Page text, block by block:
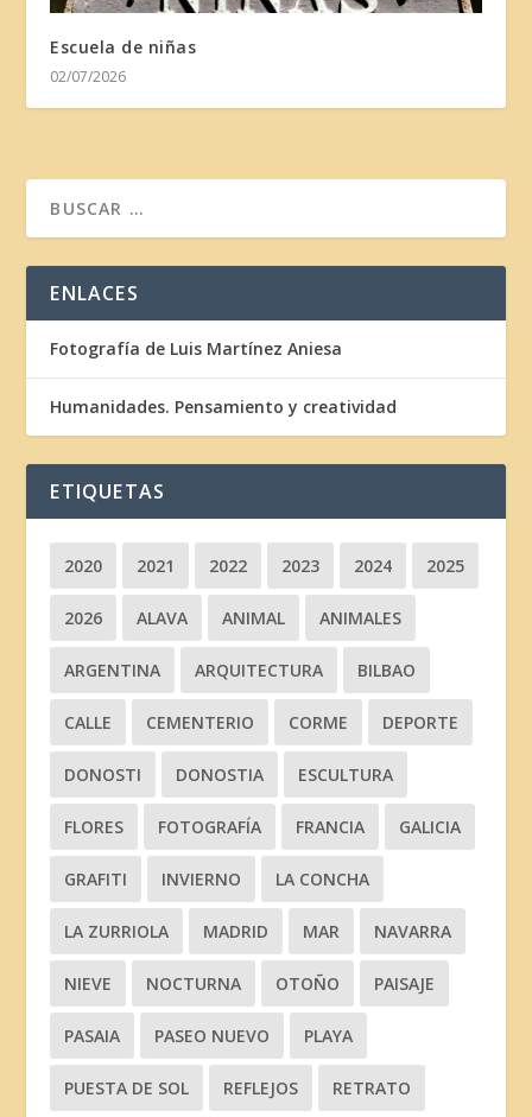
Escuela de niñas
02/07/2026
ENLACES
Fotografía de Luis Martínez Aniesa
Humanidades. Pensamiento y creatividad
ETIQUETAS
2020 2021 2022 2023 2024 2025
2026 ALAVA ANIMAL ANIMALES
ARGENTINA ARQUITECTURA BILBAO
CALLE CEMENTERIO CORME DEPORTE
DONOSTI DONOSTIA ESCULTURA
FLORES FOTOGRAFÍA FRANCIA GALICIA
GRAFITI INVIERNO LA CONCHA
LA ZURRIOLA MADRID MAR NAVARRA
NIEVE NOCTURNA OTOÑO PAISAJE
PASAIA PASEO NUEVO PLAYA
PUESTA DE SOL REFLEJOS RETRATO